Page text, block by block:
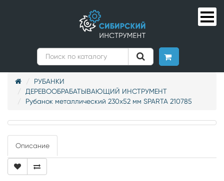
РУБАНКИ
ДЕРЕВООБРАБАТЫВАЮЩИЙ ИНСТРУМЕНТ
Рубанок металлический 230х52 мм SPARTA 210785
Описание